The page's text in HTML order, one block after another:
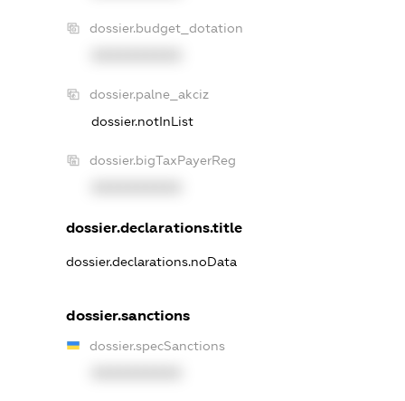
dossier.budget_dotation
dossier.palne_akciz
dossier.notInList
dossier.bigTaxPayerReg
dossier.declarations.title
dossier.declarations.noData
dossier.sanctions
dossier.specSanctions